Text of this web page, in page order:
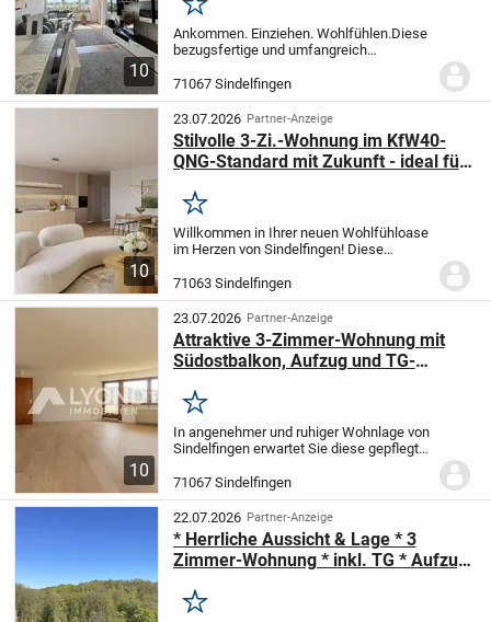
10
Merken
Ankommen. Einziehen. Wohlfühlen.Diese
bezugsfertige und umfangreich
83 qm Wohnfläche überzeugt durch ihren
großzügigen Grundriss, helle Räume und
ihre...
71067 Sindelfingen
10
23.07.2026 Partner-Anzeige
Stilvolle 3-Zi.-Wohnung im KfW40-
QNG-Standard mit Zukunft - ideal für
Merken
Willkommen in Ihrer neuen Wohlfühloase
im Herzen von Sindelfingen! Diese
Obergeschoss überzeugt auf den ersten
Blick durch ihre gehobene Ausstattung
und das moderne...
71063 Sindelfingen
10
23.07.2026 Partner-Anzeige
Attraktive 3-Zimmer-Wohnung mit
Südostbalkon, Aufzug und TG-
Merken
In angenehmer und ruhiger Wohnlage von
Sindelfingen erwartet Sie diese gepflegte
m² Wohnfläche im 5. Obergeschoss eines
Mehrfamilienhauses aus dem Jahr 1982.
Dank...
71067 Sindelfingen
22.07.2026 Partner-Anzeige
* Herrliche Aussicht & Lage * 3
Zimmer-Wohnung * inkl. TG * Aufzug
Merken